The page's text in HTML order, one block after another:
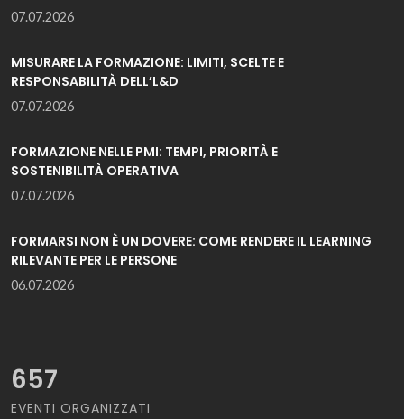
07.07.2026
MISURARE LA FORMAZIONE: LIMITI, SCELTE E
RESPONSABILITÀ DELL’L&D
07.07.2026
FORMAZIONE NELLE PMI: TEMPI, PRIORITÀ E
SOSTENIBILITÀ OPERATIVA
07.07.2026
FORMARSI NON È UN DOVERE: COME RENDERE IL LEARNING
RILEVANTE PER LE PERSONE
06.07.2026
657
EVENTI ORGANIZZATI